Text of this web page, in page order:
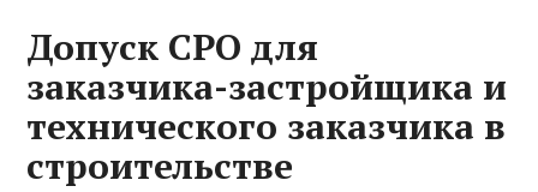
Допуск СРО для
заказчика-застройщика и
технического заказчика в
строительстве